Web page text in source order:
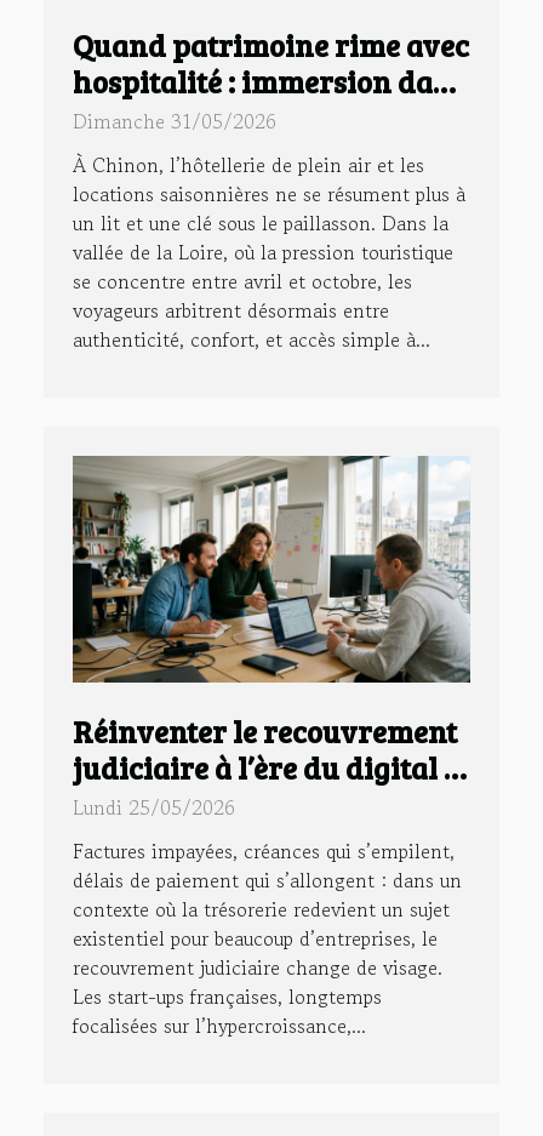
Quand patrimoine rime avec
hospitalité : immersion dans
un gîte à chinon
Dimanche 31/05/2026
À Chinon, l’hôtellerie de plein air et les
locations saisonnières ne se résument plus à
un lit et une clé sous le paillasson. Dans la
vallée de la Loire, où la pression touristique
se concentre entre avril et octobre, les
voyageurs arbitrent désormais entre
authenticité, confort, et accès simple à...
Réinventer le recouvrement
judiciaire à l’ère du digital :
l’exemple des start-ups
françaises
Lundi 25/05/2026
Factures impayées, créances qui s’empilent,
délais de paiement qui s’allongent : dans un
contexte où la trésorerie redevient un sujet
existentiel pour beaucoup d’entreprises, le
recouvrement judiciaire change de visage.
Les start-ups françaises, longtemps
focalisées sur l’hypercroissance,...